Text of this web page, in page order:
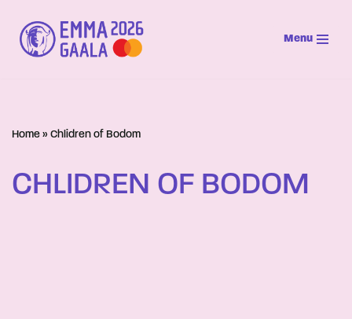
Siirry
suoraan
Menu
Home » Chlidren of Bodom
CHLIDREN OF BODOM